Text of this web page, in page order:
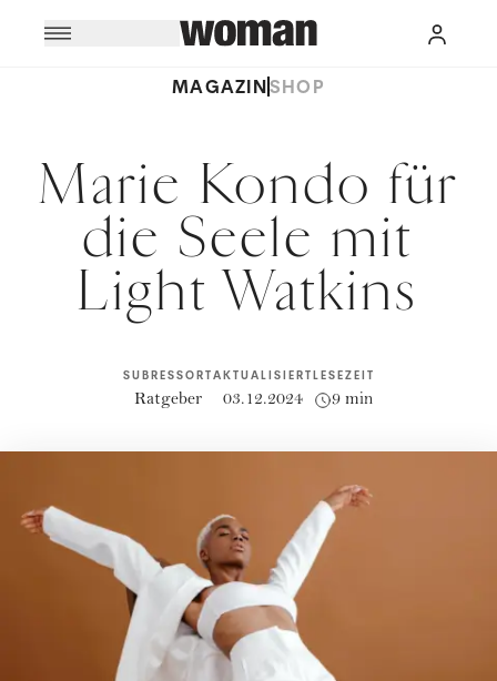
MAGAZINSHOP
Marie Kondo für
die Seele mit
Light Watkins
SUBRESSORT
Ratgeber
AKTUALISIERT
03.12.2024
LESEZEIT
9 min